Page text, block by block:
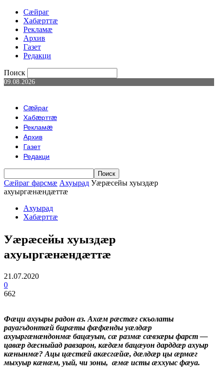
Сæйраг
Хабæрттæ
Рекламæ
Архив
Газет
Редакци
Поиск
09.08.2026
Сæйраг
Хабæрттæ
Рекламæ
Архив
Газет
Редакци
Сæйраг фарсмæ Ахуырад Уæрæсейы хуыздæр
ахуыргæнæндæттæ
Ахуырад
Хабæрттæ
Уæрæсейы хуыздæр
ахуыргæнæндæттæ
21.07.2020
0
662
Фæци ахуыры радон аз. Ахæм рæстæг скъолаты
рауагъдонтæй бирæты фæфæнды уæлдæр
ахуыргæнæндонмæ бацæуын, сæ размæ сæвзæры фарст —
цавæр дæсныйад равзарон, кæдæм бацæуон дарддæр ахуыр
кæнынмæ? Ацы цæстæй акæсгæйæ, дæлдæр цы æрмæг
мыхуыр кæнæм, уый, чи зоны, æмæ исты æххуыс фæуа.